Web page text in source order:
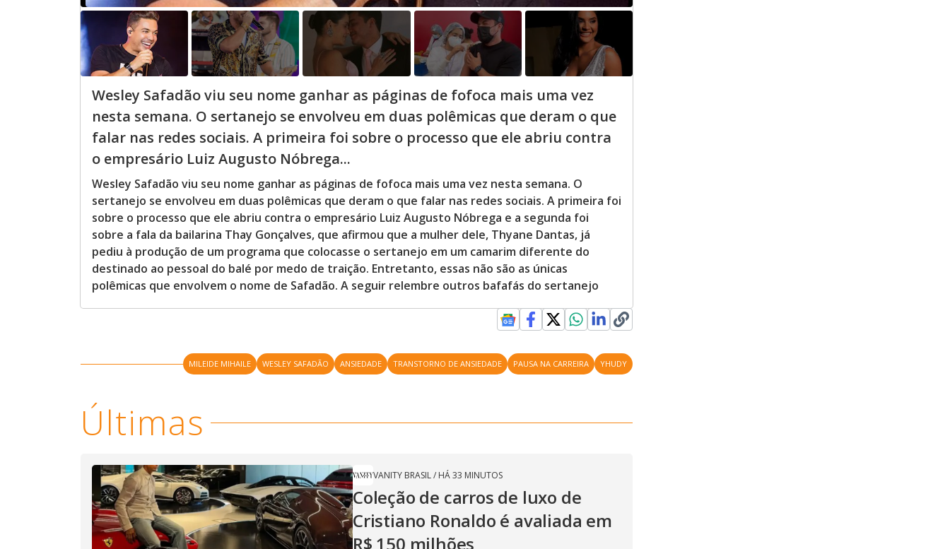
Wesley Safadão viu seu nome ganhar as páginas de fofoca mais uma vez
nesta semana. O sertanejo se envolveu em duas polêmicas que deram o que
falar nas redes sociais. A primeira foi sobre o processo que ele abriu contra
o empresário Luiz Augusto Nóbrega...
Wesley Safadão viu seu nome ganhar as páginas de fofoca mais uma vez nesta semana. O
sertanejo se envolveu em duas polêmicas que deram o que falar nas redes sociais. A primeira foi
sobre o processo que ele abriu contra o empresário Luiz Augusto Nóbrega e a segunda foi
sobre a fala da bailarina Thay Gonçalves, que afirmou que a mulher dele, Thyane Dantas, já
pediu à produção de um programa que colocasse o sertanejo em um camarim diferente do
destinado ao pessoal do balé por medo de traição. Entretanto, essas não são as únicas
polêmicas que envolvem o nome de Safadão. A seguir relembre outros bafafás do sertanejo
MILEIDE MIHAILE WESLEY SAFADÃO ANSIEDADE TRANSTORNO DE ANSIEDADE PAUSA NA CARREIRA YHUDY
Últimas
VANITY BRASIL/ HÁ 33 MINUTOS
Coleção de carros de luxo de
Cristiano Ronaldo é avaliada em
R$ 150 milhões